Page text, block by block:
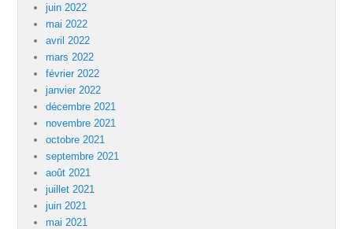
juin 2022
mai 2022
avril 2022
mars 2022
février 2022
janvier 2022
décembre 2021
novembre 2021
octobre 2021
septembre 2021
août 2021
juillet 2021
juin 2021
mai 2021